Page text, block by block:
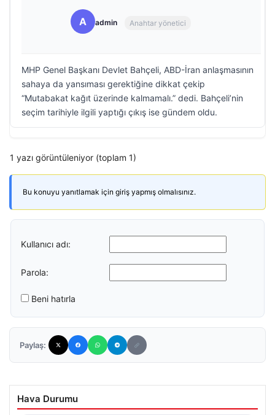
A admin Anahtar yönetici
MHP Genel Başkanı Devlet Bahçeli, ABD-İran anlaşmasının
sahaya da yansıması gerektiğine dikkat çekip
“Mutabakat kağıt üzerinde kalmamalı.” dedi. Bahçeli’nin
seçim tarihiyle ilgili yaptığı çıkış ise gündem oldu.
1 yazı görüntüleniyor (toplam 1)
Bu konuyu yanıtlamak için giriş yapmış olmalısınız.
Kullanıcı adı:
Parola:
Beni hatırla
Paylaş:
Hava Durumu